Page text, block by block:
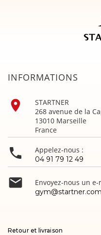
INFORMATIONS

STARTNER
268 avenue de la
13010 Marseille
France
 Appelez-nous :
04 91 79 12 49
 Envoyez-nous un e-
gym@startner.com
Retour et livraison